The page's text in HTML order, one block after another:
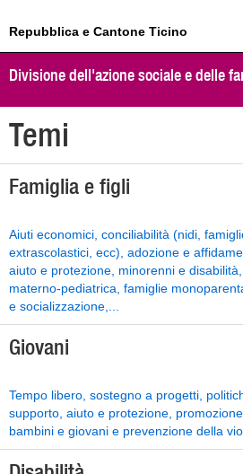
Repubblica e Cantone Ticino
Divisione dell'azione sociale e delle
Temi
Famiglia e figli
Aiuti economici, conciliabilità (nidi,
extrascolastici, ecc), adozione e
aiuto e protezione, minorenni e
materno-pediatrica, famiglie
e socializzazione,...
Giovani
Tempo libero, sostegno a progetti,
supporto, aiuto e protezione,
bambini e giovani e prevenzione della